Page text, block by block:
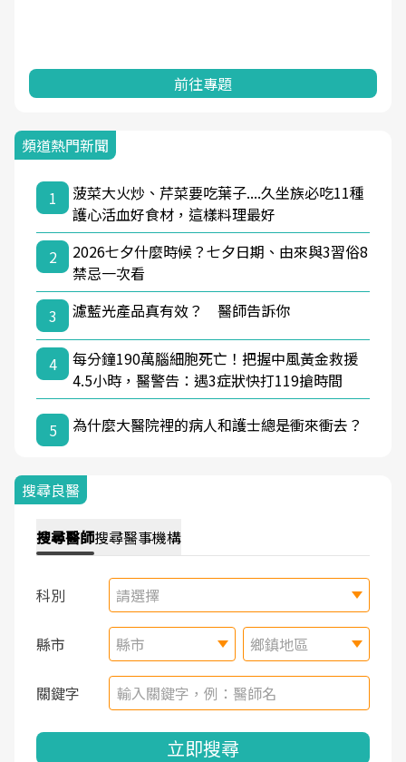
前往專題
頻道熱門新聞
1
菠菜大火炒、芹菜要吃葉子....久坐族必吃11種
護心活血好食材，這樣料理最好
2
2026七夕什麼時候？七夕日期、由來與3習俗8
禁忌一次看
3
濾藍光產品真有效？ 醫師告訴你
4
每分鐘190萬腦細胞死亡！把握中風黃金救援
4.5小時，醫警告：遇3症狀快打119搶時間
5 為什麼大醫院裡的病人和護士總是衝來衝去？
搜尋良醫
搜尋醫師搜尋醫事機構
科別 請選擇
縣市 縣市 鄉鎮地區
關鍵字
立即搜尋